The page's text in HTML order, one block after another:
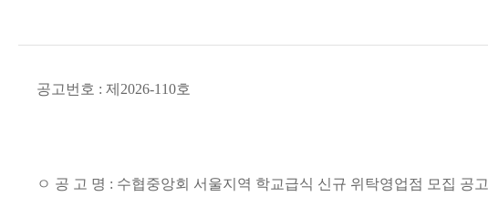
공고번호 : 제 2026-110호
ㅇ 공 고 명 : 수협중앙회 서울지역 학교급식 신규 위탁영업점 모집 공고